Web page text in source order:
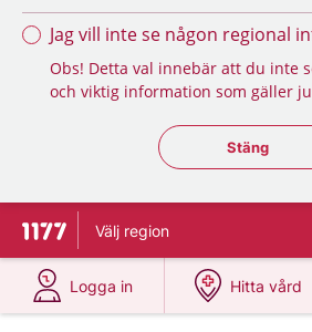
Jag vill inte se någon regional
Obs! Detta val innebär att du inte
och viktig information som gäller
Stäng
Stäng
Till startsidan för 1177
Välj region
Logga in
på 1177.se
Hitta vård
på